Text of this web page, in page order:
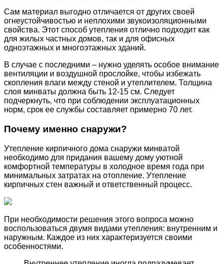
Сам материал выгодно отличается от других своей
огнеустойчивостью и неплохими звукоизоляционными
свойства. Этот способ утепления отлично подходит как
для жилых частных домов, так и для офисных
одноэтажных и многоэтажных зданий.
В случае с последними – нужно уделять особое внимание
вентиляции и воздушной прослойке, чтобы избежать
скопления влаги между стеной и утеплителем. Толщина
слоя минваты должна быть 12-15 см. Следует
подчеркнуть, что при соблюдении эксплуатационных
норм, срок ее службы составляет примерно 70 лет.
Почему именно снаружи?
Утепление кирпичного дома снаружи минватой
необходимо для придания вашему дому уютной
комфортной температуры в холодное время года при
минимальных затратах на отопление. Утепление
кирпичных стен важный и ответственный процесс.
При необходимости решения этого вопроса можно
воспользоваться двумя видами утепления: внутренним и
наружным. Каждое из них характеризуется своими
особенностями.